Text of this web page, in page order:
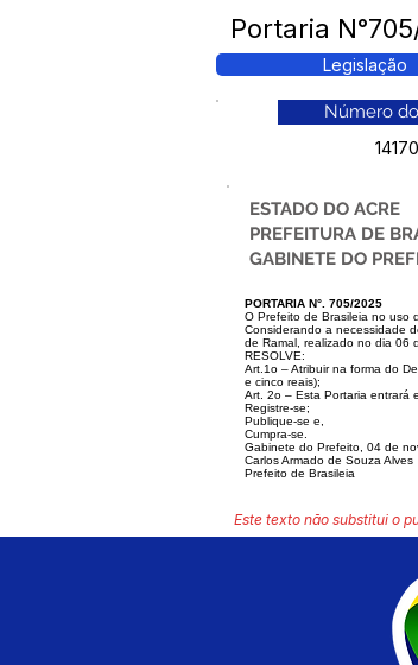
Portaria
Legislação
Número
14170
ESTADO DO ACRE
PREFEITURA DE
GABINETE DO
PORTARIA N°. 705/2025
O Prefeito de Brasileia no uso
Considerando a necessidade
de Ramal, realizado no dia 06
RESOLVE:
Art.1o – Atribuir na forma do
e cinco reais);
Art. 2o – Esta Portaria entrará
Registre-se;
Publique-se e,
Cumpra-se.
Gabinete do Prefeito, 04 de
Carlos Armado de Souza Alves
Prefeito de Brasileia
Este texto não substitui o